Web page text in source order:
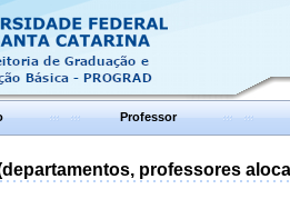
Professor
professores